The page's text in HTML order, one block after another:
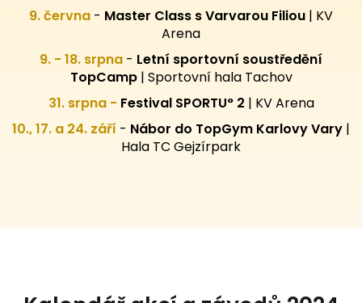
9. června - Master Class s Varvarou Filiou | KV
Arena
9. - 18. srpna - Letní sportovní soustředění
TopCamp| Sportovní hala Tachov
31. srpna - Festival SPORTU° 2 | KV Arena
10., 17. a 24. září - Nábor do TopGym Karlovy Vary |
Hala TC Gejzírpark